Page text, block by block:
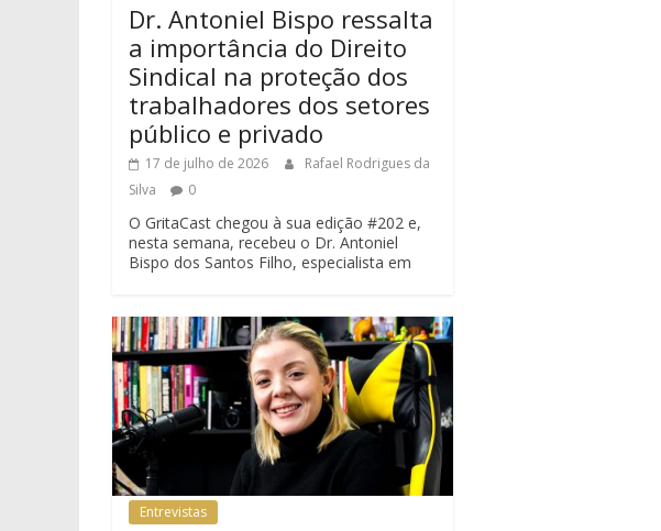
Dr. Antoniel Bispo ressalta
a importância do Direito
Sindical na proteção dos
trabalhadores dos setores
público e privado
17 de julho de 2026
Rafael Rodrigues da
Silva
0
O GritaCast chegou à sua edição #202 e,
nesta semana, recebeu o Dr. Antoniel
Bispo dos Santos Filho, especialista em
Entrevistas